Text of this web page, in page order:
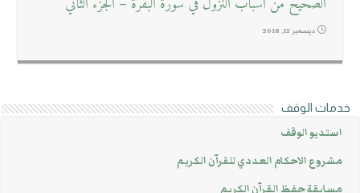
ديسمبر 12, 2018
خدمات الوقف
استديو الوقف
مشروع الاحكام العددي للقرآن الكريم
مسابقة حفظ القرآن الكريم